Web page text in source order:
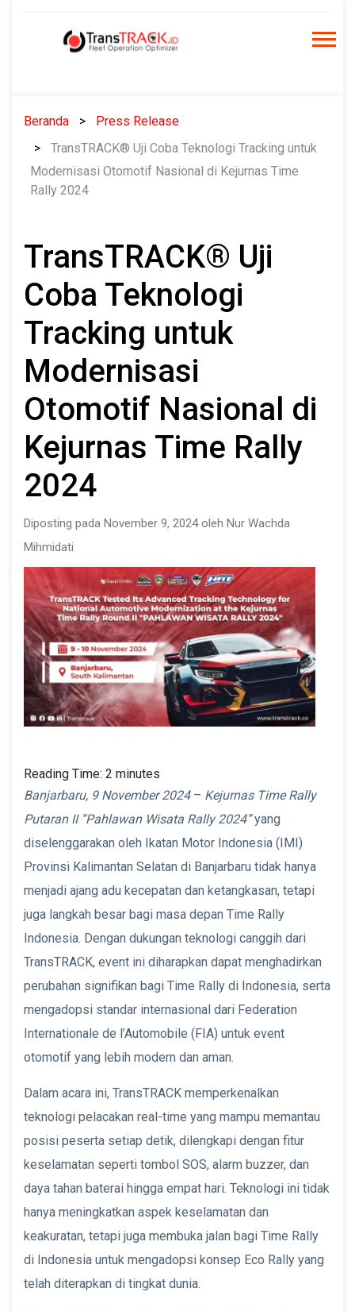
Beranda
Press Release
TransTRACK® Uji Coba Teknologi Tracking untuk
Modernisasi Otomotif Nasional di Kejurnas Time
Rally 2024
TransTRACK® Uji
Coba Teknologi
Tracking untuk
Modernisasi
Otomotif Nasional di
Kejurnas Time Rally
2024
Diposting pada November 9, 2024 oleh Nur Wachda
Mihmidati
Reading Time: 2 minutes
Banjarbaru, 9 November 2024– Kejurnas Time Rally
Putaran II “Pahlawan Wisata Rally 2024”yang
diselenggarakan oleh Ikatan Motor Indonesia (IMI)
Provinsi Kalimantan Selatan di Banjarbaru tidak hanya
menjadi ajang adu kecepatan dan ketangkasan, tetapi
juga langkah besar bagi masa depan Time Rally
Indonesia. Dengan dukungan teknologi canggih dari
TransTRACK, event ini diharapkan dapat menghadirkan
perubahan signifikan bagi Time Rally di Indonesia, serta
mengadopsi standar internasional dari Federation
Internationale de l’Automobile (FIA) untuk event
otomotif yang lebih modern dan aman.
Dalam acara ini, TransTRACK memperkenalkan
teknologi pelacakan real-time yang mampu memantau
posisi peserta setiap detik, dilengkapi dengan fitur
keselamatan seperti tombol SOS, alarm buzzer, dan
daya tahan baterai hingga empat hari. Teknologi ini tidak
hanya meningkatkan aspek keselamatan dan
keakuratan, tetapi juga membuka jalan bagi Time Rally
di Indonesia untuk mengadopsi konsep Eco Rally yang
telah diterapkan di tingkat dunia.